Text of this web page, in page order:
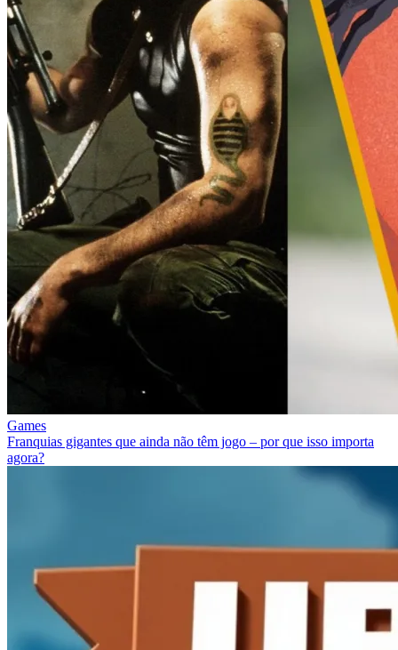
Games
Franquias gigantes que ainda não têm jogo – por que isso importa
agora?